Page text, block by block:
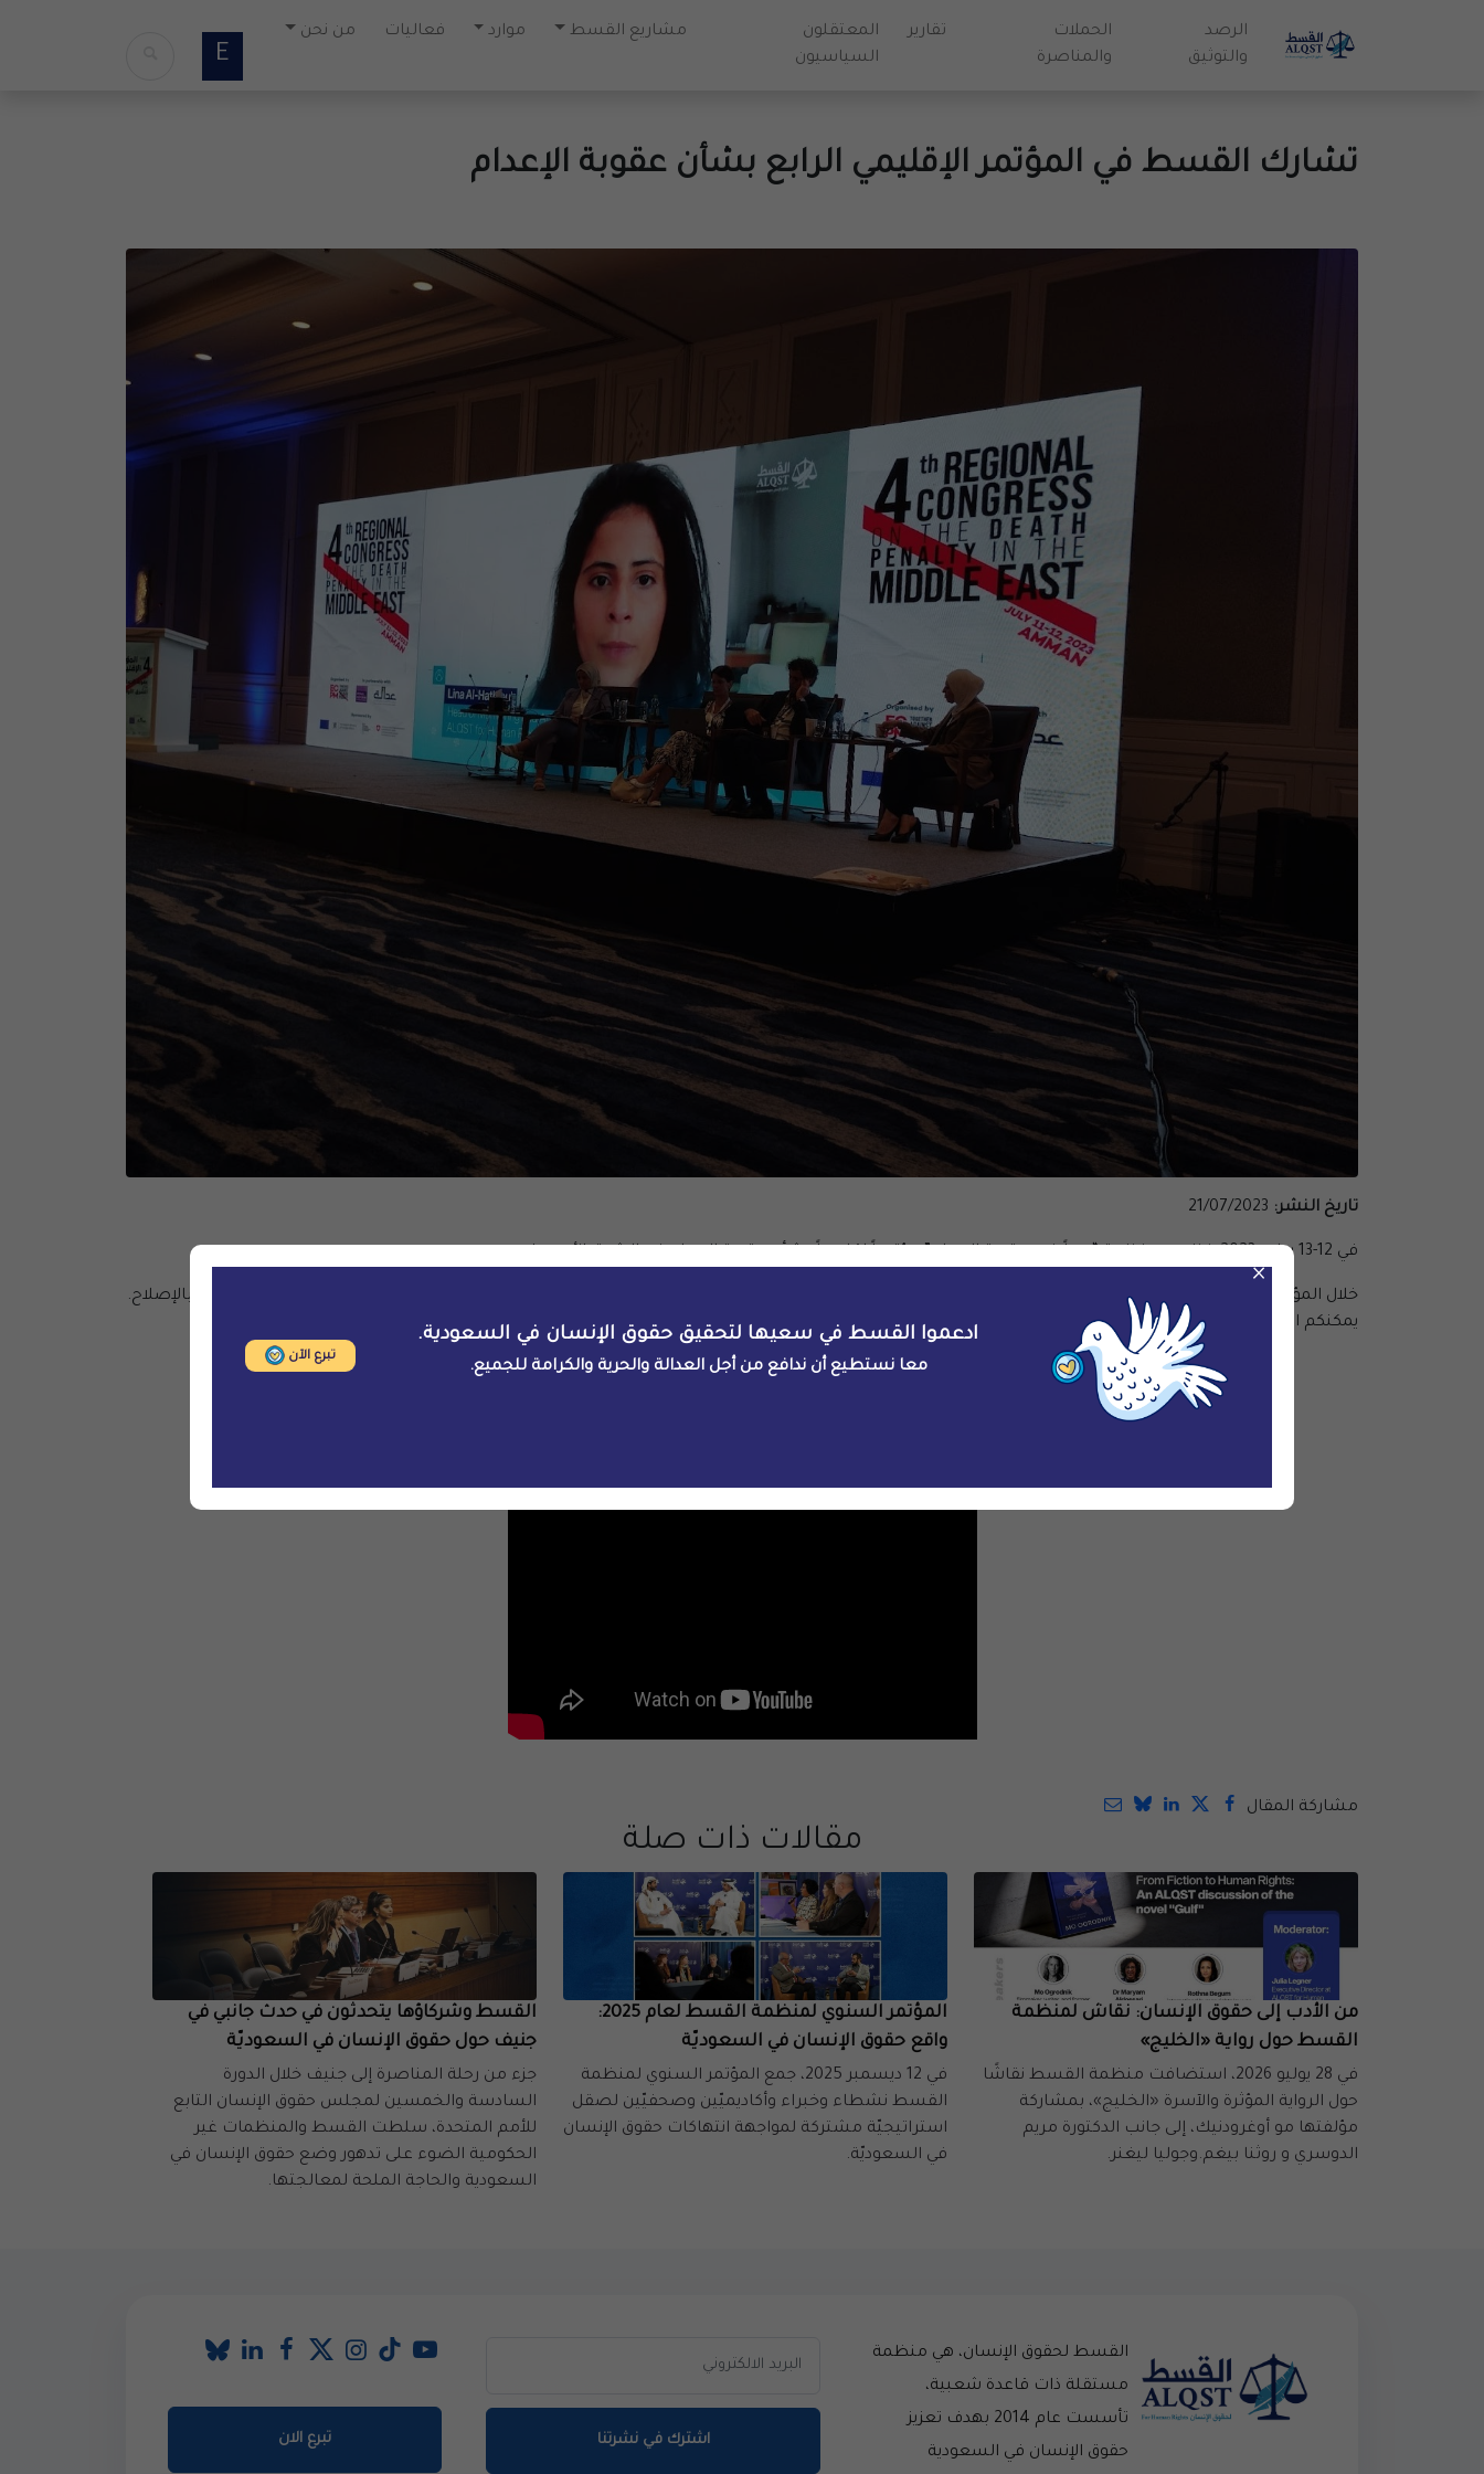
الرصد
والتوثيق
الحملات
والمناصرة
تقارير
المعتقلون
السياسيون
مشاريع القسط موارد فعاليات من نحن
E
تشارك القسط في المؤتمر الإقليمي الرابع بشأن عقوبة الإعدام
تاريخ النشر:
في 12-13 يوليو 2023، نظمت منظمة “معاً ضد عقوبة الإعدام” مؤتمراً إقليمياً بشأن عقوبة الإعدام في الشرق الأوسط.
خلال المؤتمر، ألقت رئيسة الرصد والمناصرة في منظمة القسط لينا الهذلول رسالة حول استخدام عقوبة الإعدام المستمرة ضد القاصرين في السعودية رغم الوعود بالإصلاح.
يمكنكم المشاهدة الفيديو هنا
مشاركة المقال
مقالات ذات صلة
من الأدب إلى حقوق الإنسان: نقاش لمنظمة
القسط حول رواية «الخليج»
في 28 يوليو 2026، استضافت منظمة القسط نقاشًا
حول الرواية المؤثرة والآسرة «الخليج»، بمشاركة
مؤلفتها مو أوغرودنيك، إلى جانب الدكتورة مريم
الدوسري و روثنا بيغم.وجوليا ليغنر.
المؤتمر السنوي لمنظمة القسط لعام 2025:
واقع حقوق الإنسان في السعوديّة
في 12 ديسمبر 2025، جمع المؤتمر السنوي لمنظمة
القسط نشطاء وخبراء وأكاديميّين وصحفيّين لصقل
استراتيجيّة مشتركة لمواجهة انتهاكات حقوق الإنسان
في السعوديّة.
القسط وشركاؤها يتحدثون في حدث جانبي في
جنيف حول حقوق الإنسان في السعوديّة
جزء من رحلة المناصرة إلى جنيف خلال الدورة
السادسة والخمسين لمجلس حقوق الإنسان التابع
للأمم المتحدة، سلطت القسط والمنظمات غير
الحكومية الضوء على تدهور وضع حقوق الإنسان في
السعودية والحاجة الملحة لمعالجتها.
القسط لحقوق الإنسان، هي منظمة
مستقلة ذات قاعدة شعبية،
تأسست عام 2014 بهدف تعزيز
حقوق الإنسان في السعودية
اشترك في نشرتنا تبرع الان
×
ادعموا القسط في سعيها لتحقيق حقوق الإنسان في السعودية.
معا نستطيع أن ندافع من أجل العدالة والحرية والكرامة للجميع.
تبرع الآن